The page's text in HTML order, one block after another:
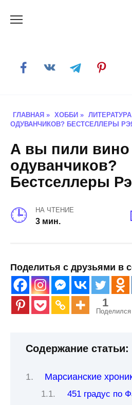
ГЛАВНАЯ » ХОББИ » ЛИТЕРАТУРА
ОДУВАНЧИКОВ? БЕСТСЕЛЛЕРЫ
А вы пили вино
одуванчиков?
Бестселлеры
НА ЧТЕНИЕ
3 мин.
Поделитья с друзьями в
1
Поделился
Содержание статьи:
Марсианские
451 градус по